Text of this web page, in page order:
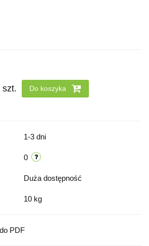
szt. Do koszyka
1-3 dni
0
Duża dostępność
10 kg
PDF